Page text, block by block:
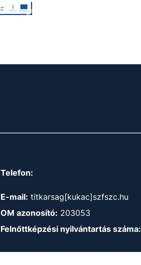
Telefon:
E-mail: titkarsag[kukac]szfszc.hu
OM azonosító: 203053
Felnőttképzési nyilvántartás száma: